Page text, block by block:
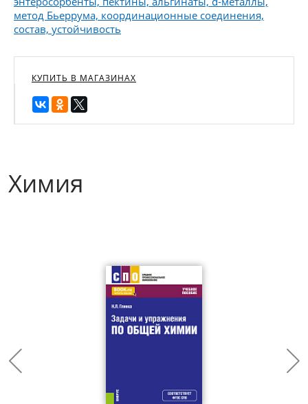
метод Бьеррума, координационные соединения,
состав, устойчивость
КУПИТЬ В МАГАЗИНАХ
Химия